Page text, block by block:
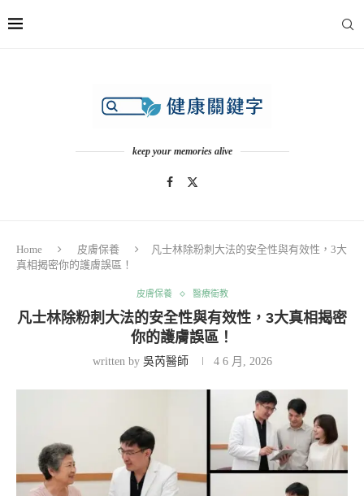
keep your memories alive
Home 皮膚保養
凡士林除粉刺大法的安全性與有效性，3大
真相揭密你的護膚誤區！
皮膚保養 醫療衛教
凡士林除粉刺大法的安全性與有效性，3大真相揭密
你的護膚誤區！
written by 吳芮醫師 4 6 月, 2026